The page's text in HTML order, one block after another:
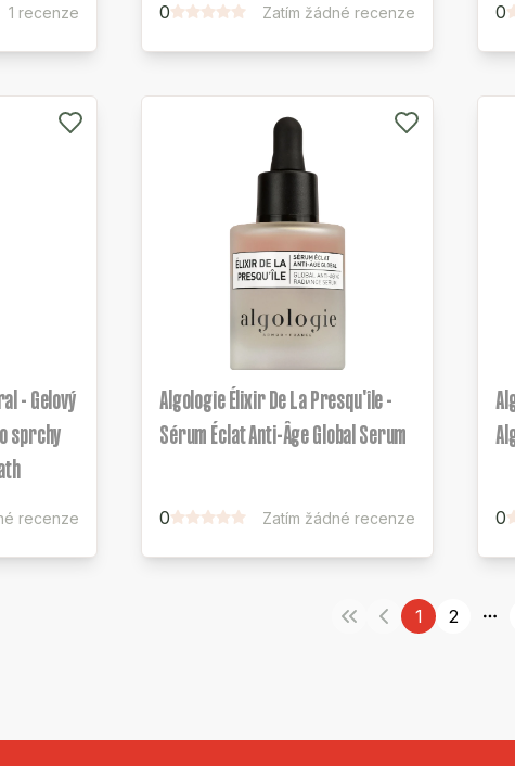
1 recenze 0 Zatím žádné recenze 0
- Gelový
sprchy
recenze
Algologie Élixir De La Presqu'île -
Sérum Éclat Anti-Âge Global Serum
0 Zatím žádné recenze 0
1 2